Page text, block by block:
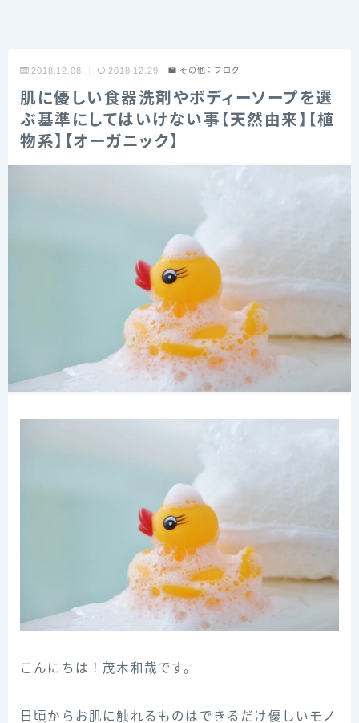
2018.12.08 2018.12.29 その他：ブログ
肌に優しい食器洗剤やボディーソープを選
ぶ基準にしてはいけない事【天然由来】【植
物系】【オーガニック】
こんにちは！茂木和哉です。
日頃からお肌に触れるものはできるだけ優しいモノ